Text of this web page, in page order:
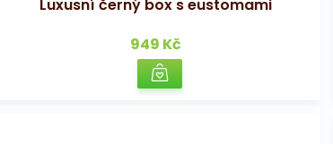
Luxusní černý box s eustomami
949 Kč